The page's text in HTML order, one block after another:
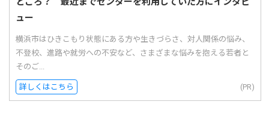
ュー
横浜市はひきこもり状態にある方や生きづらさ、対人関係の悩み、
不登校、進路や就労への不安など、さまざまな悩みを抱える若者と
そのご...
詳しくはこちら (PR)